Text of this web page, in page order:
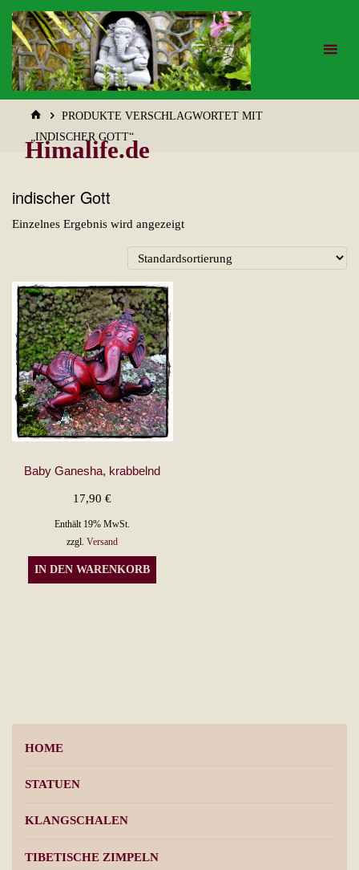
Zum
Inhalt
springen
Himalife.de
START
PRODUKTE VERSCHLAGWORTET MIT
„INDISCHER GOTT“
indischer Gott
Einzelnes Ergebnis wird angezeigt
Baby Ganesha, krabbelnd
17,90€
Enthält 19% MwSt.
zzgl.Versand
IN DEN WARENKORB
HOME
STATUEN
KLANGSCHALEN
TIBETISCHE ZIMPELN